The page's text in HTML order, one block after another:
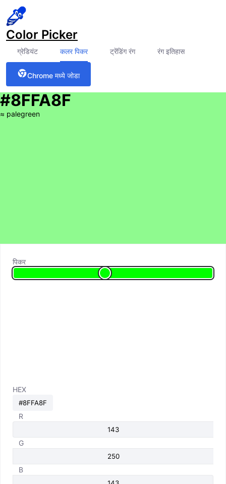
Color Picker
ग्रेडियंट कलर पिकर ट्रेंडिंग रंग रंग इतिहास
Chrome मध्ये जोडा
#8FFA8F
≈ palegreen
पिकर
HEX
R
G
B